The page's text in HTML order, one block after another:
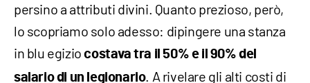
persino a attributi divini. Quanto prezioso, però,
lo scopriamo solo adesso: dipingere una stanza
in blu egiziocostava tra il 50% e il 90% del
salario di un legionario. A rivelare gli alti costi di